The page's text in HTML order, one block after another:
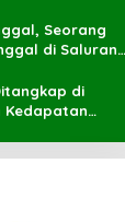
Seorang
di Saluran
di
Kedapatan